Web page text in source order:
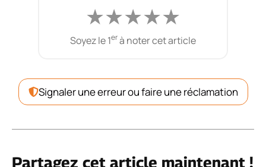
★★★★★
Soyez le 1erà noter cet article
Signaler une erreur ou faire une réclamation
Partagez cet article maintenant !